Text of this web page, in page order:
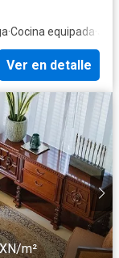
·Cocina equipada
Ver en detalle
m²